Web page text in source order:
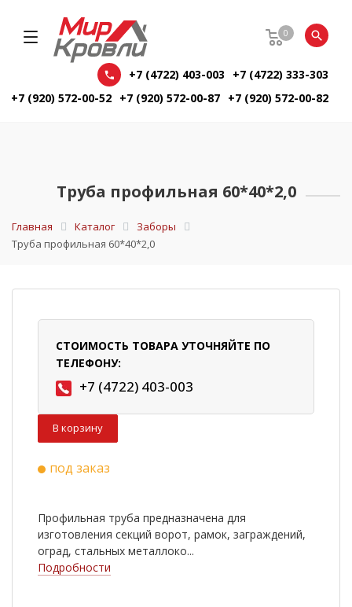
0
+7 (4722) 403-003
+7 (4722) 333-303
+7 (920) 572-00-52 +7 (920) 572-00-87 +7 (920) 572-00-82
Труба профильная 60*40*2,0
Главная Каталог
Заборы
Труба профильная 60*40*2,0
СТОИМОСТЬ ТОВАРА УТОЧНЯЙТЕ ПО
ТЕЛЕФОНУ:
+7 (4722) 403-003
В корзину
под заказ
Профильная труба предназначена для
изготовления секций ворот, рамок, заграждений,
оград, стальных металлоко...
Подробности